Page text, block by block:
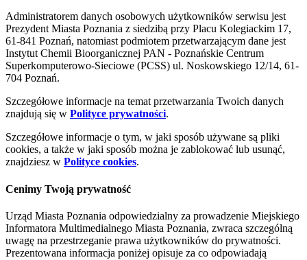
Administratorem danych osobowych użytkowników serwisu jest
Prezydent Miasta Poznania z siedzibą przy Placu Kolegiackim 17,
61-841 Poznań, natomiast podmiotem przetwarzającym dane jest
Instytut Chemii Bioorganicznej PAN - Poznańskie Centrum
Superkomputerowo-Sieciowe (PCSS) ul. Noskowskiego 12/14, 61-
704 Poznań.
Szczegółowe informacje na temat przetwarzania Twoich danych
znajdują się w Polityce prywatności.
Szczegółowe informacje o tym, w jaki sposób używane są pliki
cookies, a także w jaki sposób można je zablokować lub usunąć,
znajdziesz w Polityce cookies.
Cenimy Twoją prywatność
Urząd Miasta Poznania odpowiedzialny za prowadzenie Miejskiego
Informatora Multimedialnego Miasta Poznania, zwraca szczególną
uwagę na przestrzeganie prawa użytkowników do prywatności.
Prezentowana informacja poniżej opisuje za co odpowiadają